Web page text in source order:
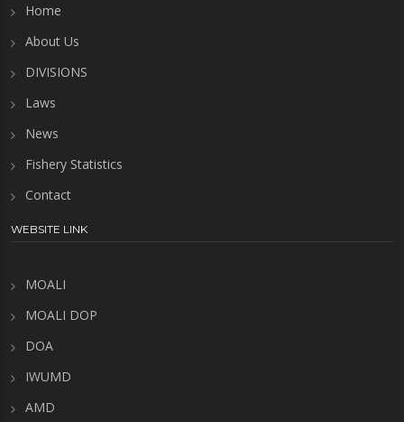
Home
About Us
DIVISIONS
Laws
News
Fishery Statistics
Contact
WEBSITE LINK
MOALI
MOALI DOP
DOA
IWUMD
AMD